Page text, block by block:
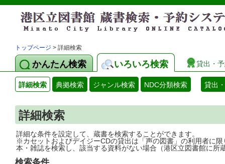
トップページ > 詳細検索
かんたん検索 いろいろ検索 貸出・
詳細検索 典拠検索 ジャンル検索 NDC分類検索 貸出
詳細検索
詳細な条件を設定して、蔵書を検索することができます。
※カセットおよびデイジーCDの貸出は「声の図書」の利用者に限
本・雑誌を検索し、該当する資料がない場合（港区立図書館に所
検索条件